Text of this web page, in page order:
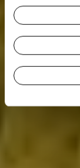
Voir les 546